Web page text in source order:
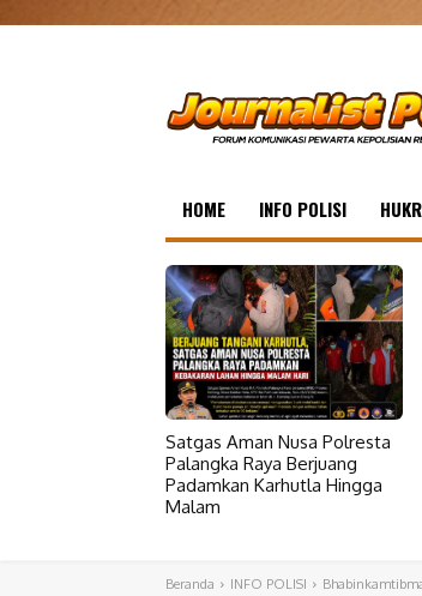
HOME INFO POLISI
Satgas Aman Nusa Polresta
Palangka Raya Berjuang
Padamkan Karhutla Hingga
Malam
Beranda INFO POLISI